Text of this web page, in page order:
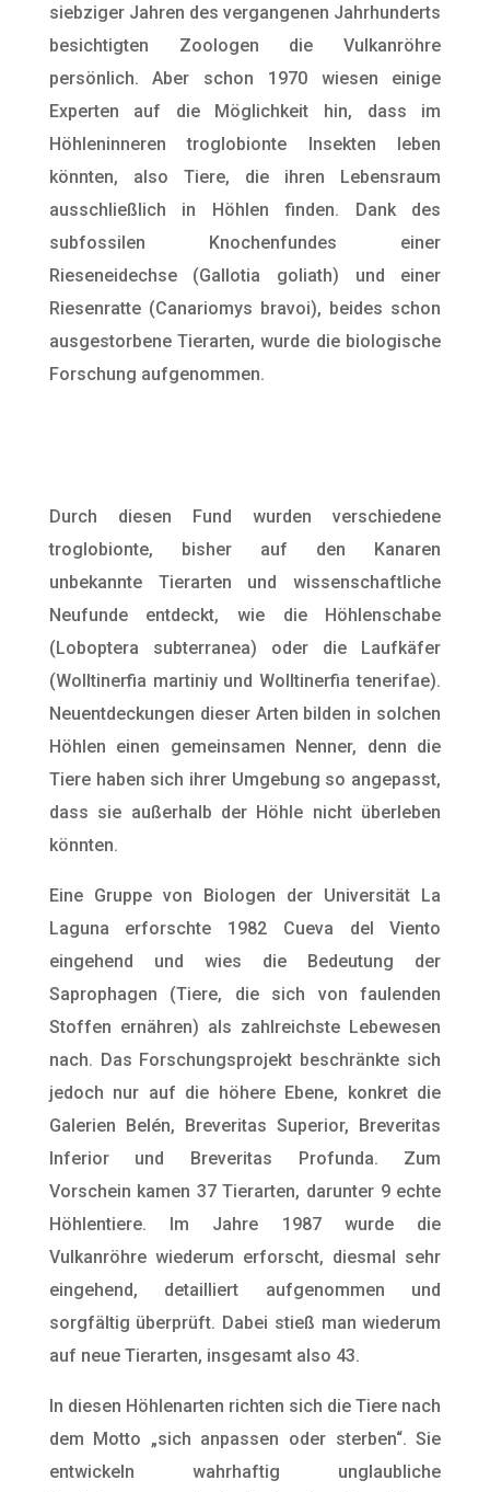
siebziger Jahren des vergangenen Jahrhunderts
besichtigten Zoologen die Vulkanröhre
persönlich. Aber schon 1970 wiesen einige
Experten auf die Möglichkeit hin, dass im
Höhleninneren troglobionte Insekten leben
könnten, also Tiere, die ihren Lebensraum
ausschließlich in Höhlen finden. Dank des
subfossilen Knochenfundes einer
Rieseneidechse (Gallotia goliath) und einer
Riesenratte (Canariomys bravoi), beides schon
ausgestorbene Tierarten, wurde die biologische
Forschung aufgenommen.
Durch diesen Fund wurden verschiedene
troglobionte, bisher auf den Kanaren
unbekannte Tierarten und wissenschaftliche
Neufunde entdeckt, wie die Höhlenschabe
(Loboptera subterranea) oder die Laufkäfer
(Wolltinerfia martiniy und Wolltinerfia tenerifae).
Neuentdeckungen dieser Arten bilden in solchen
Höhlen einen gemeinsamen Nenner, denn die
Tiere haben sich ihrer Umgebung so angepasst,
dass sie außerhalb der Höhle nicht überleben
könnten.
Eine Gruppe von Biologen der Universität La
Laguna erforschte 1982 Cueva del Viento
eingehend und wies die Bedeutung der
Saprophagen (Tiere, die sich von faulenden
Stoffen ernähren) als zahlreichste Lebewesen
nach. Das Forschungsprojekt beschränkte sich
jedoch nur auf die höhere Ebene, konkret die
Galerien Belén, Breveritas Superior, Breveritas
Inferior und Breveritas Profunda. Zum
Vorschein kamen 37 Tierarten, darunter 9 echte
Höhlentiere. Im Jahre 1987 wurde die
Vulkanröhre wiederum erforscht, diesmal sehr
eingehend, detailliert aufgenommen und
sorgfältig überprüft. Dabei stieß man wiederum
auf neue Tierarten, insgesamt also 43.
In diesen Höhlenarten richten sich die Tiere nach
dem Motto „sich anpassen oder sterben“. Sie
entwickeln wahrhaftig unglaubliche